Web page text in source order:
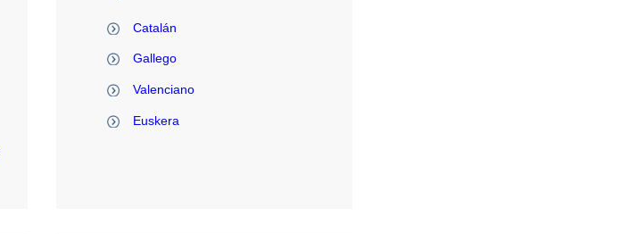
Catalán
Gallego
Valenciano
Euskera